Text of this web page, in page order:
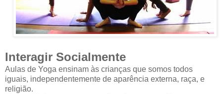
Interagir Socialmente
Aulas de Yoga ensinam às crianças que somos todos
iguais, independentemente de aparência externa, raça, e
religião.